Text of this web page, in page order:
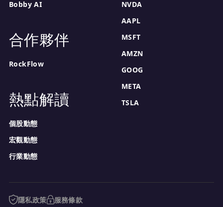
Bobby AI
合作夥伴
RockFlow
熱點解讀
個股動態
宏觀動態
行業動態
NVDA
AAPL
MSFT
AMZN
GOOG
META
TSLA
隱私政策 服務條款